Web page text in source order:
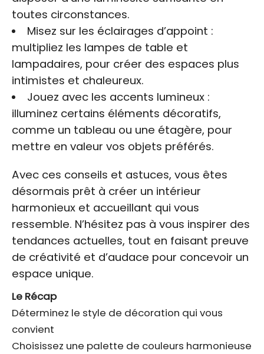
toutes circonstances.
Misez sur les éclairages d’appoint :
multipliez les lampes de table et
lampadaires, pour créer des espaces plus
intimistes et chaleureux.
Jouez avec les accents lumineux :
illuminez certains éléments décoratifs,
comme un tableau ou une étagère, pour
mettre en valeur vos objets préférés.
Avec ces conseils et astuces, vous êtes
désormais prêt à créer un intérieur
harmonieux et accueillant qui vous
ressemble. N’hésitez pas à vous inspirer des
tendances actuelles, tout en faisant preuve
de créativité et d’audace pour concevoir un
espace unique.
Le Récap
Déterminez le style de décoration qui vous
convient
Choisissez une palette de couleurs harmonieuse